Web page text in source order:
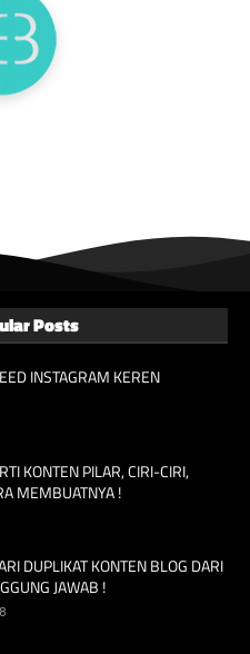
Posts
INSTAGRAM KEREN
KONTEN PILAR, CIRI-CIRI,
MEMBUATNYA !
DUPLIKAT KONTEN BLOG DARI
JAWAB !